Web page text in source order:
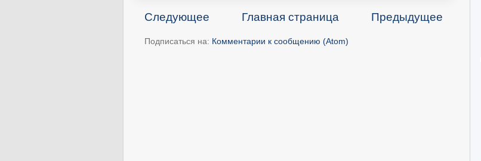
Следующее Предыдущее
Главная страница
Подписаться на: Комментарии к сообщению (Atom)